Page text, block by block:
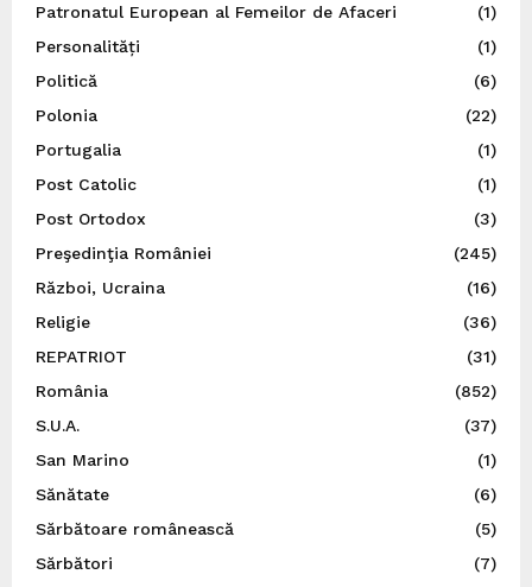
Patronatul European al Femeilor de Afaceri
(1)
Personalități
(1)
Politică
(6)
Polonia
(22)
Portugalia
(1)
Post Catolic
(1)
Post Ortodox
(3)
Preşedinţia României
(245)
Război, Ucraina
(16)
Religie
(36)
REPATRIOT
(31)
România
(852)
S.U.A.
(37)
San Marino
(1)
Sănătate
(6)
Sărbătoare românească
(5)
Sărbători
(7)